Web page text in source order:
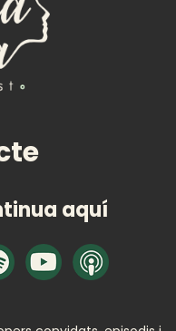
aquí